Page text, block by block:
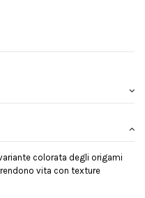
colorata degli origami
vita con texture